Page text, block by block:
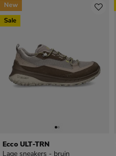
Ecco ULT-TRN
Lage sneakers - bruin
New
Sale